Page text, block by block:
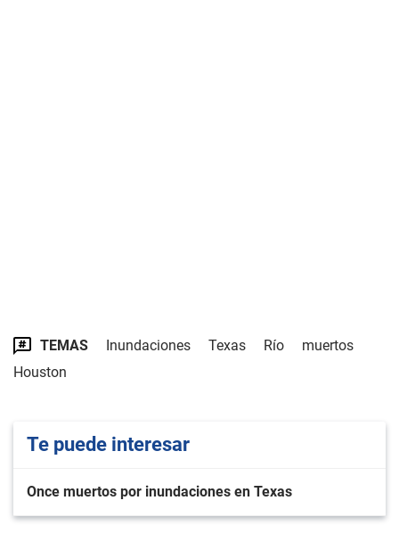
TEMAS Inundaciones Texas Río
muertos
Houston
Te puede interesar
Once muertos por inundaciones en Texas